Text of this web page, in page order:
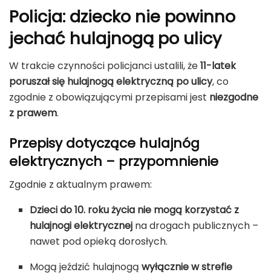
Policja: dziecko nie powinno
jechać hulajnogą po ulicy
W trakcie czynności policjanci ustalili, że11-latek
poruszał się hulajnogą elektryczną po ulicy, co
zgodnie z obowiązującymi przepisami jest niezgodne
z prawem.
Przepisy dotyczące hulajnóg
elektrycznych – przypomnienie
Zgodnie z aktualnym prawem:
Dzieci do 10. roku życia nie mogą korzystać z
hulajnogi elektrycznej na drogach publicznych –
nawet pod opieką dorosłych.
Mogą jeździć hulajnogąwyłącznie w strefie